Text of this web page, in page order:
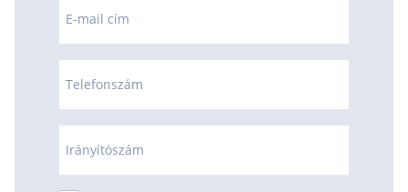
E-mail cím
Telefonszám
Irányítószám